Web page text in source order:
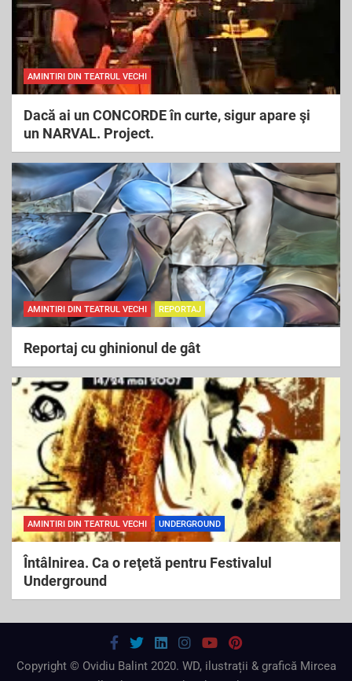
AMINTIRI DIN TEATRUL VECHI
Dacă ai un CONCORDE în curte, sigur apare şi
un NARVAL. Project.
AMINTIRI DIN TEATRUL VECHI REPORTAJ
Reportaj cu ghinionul de gât
AMINTIRI DIN TEATRUL VECHI UNDERGROUND
Întâlnirea. Ca o reţetă pentru Festivalul
Underground
Copyright © Ovidiu Balint 2020. WD, ilustrații & grafică Mircea